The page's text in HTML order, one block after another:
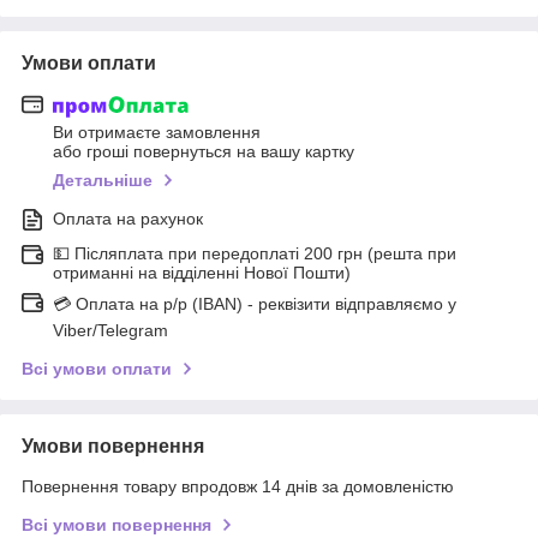
Умови оплати
Ви отримаєте замовлення
або гроші повернуться на вашу картку
Детальніше
Оплата на рахунок
💵 Післяплата при передоплаті 200 грн (решта при
отриманні на відділенні Нової Пошти)
💳 Оплата на р/р (IBAN) - реквізити відправляємо у
Viber/Telegram
Всі умови оплати
Умови повернення
Повернення товару впродовж 14 днів за домовленістю
Всі умови повернення